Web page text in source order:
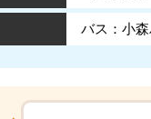
バス：小